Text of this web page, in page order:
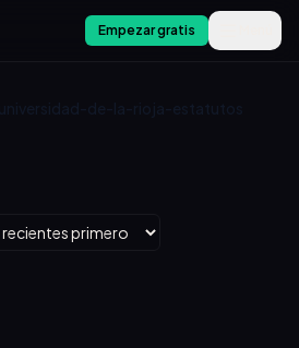
Empezar gratis
universidad-de-la-rioja-estatutos